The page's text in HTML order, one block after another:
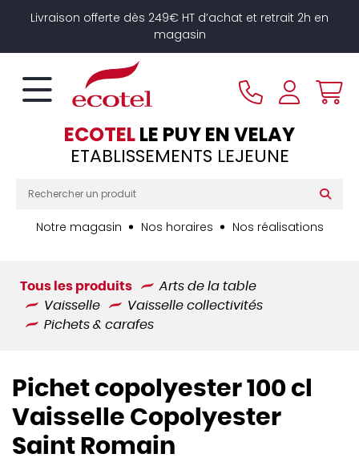
Livraison offerte dès 249€ HT d’achat et retrait 2h en
magasin
ECOTELLE PUY EN VELAY
ETABLISSEMENTS LEJEUNE
Notre magasin Nos horaires Nos réalisations
Tous les produits
Arts de la table
Vaisselle
Vaisselle collectivités
Pichets & carafes
Pichet copolyester 100 cl
Vaisselle Copolyester
Saint Romain
Panneau de gestion des cookies